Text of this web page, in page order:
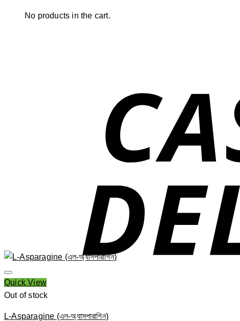
No products in the cart.
Quick View
Out of stock
L-Asparagine (এল-অ্যাসপারাগিন)